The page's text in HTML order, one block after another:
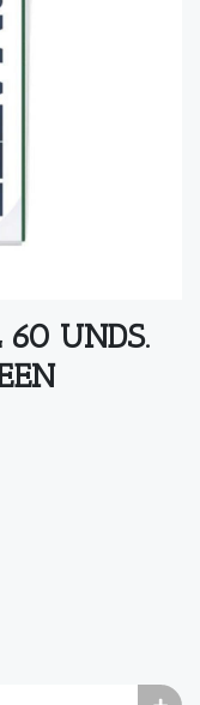
60 UNDS.